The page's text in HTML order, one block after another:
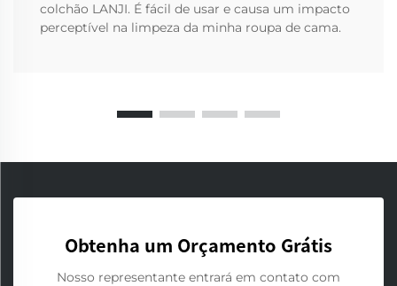
colchão LANJI. É fácil de usar e causa um impacto
perceptível na limpeza da minha roupa de cama.
Obtenha um Orçamento Grátis
Nosso representante entrará em contato com